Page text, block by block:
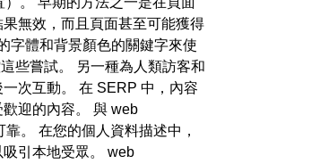
無效，而且頁面甚至可能獲得
字體和背景顏色的關鍵字來使
些嘗試。 另一種為人類訪客和
次互動。 在 SERP 中，內容
迎的內容。 與 web
。 在您的個人資料描述中，
引本地受眾。 web